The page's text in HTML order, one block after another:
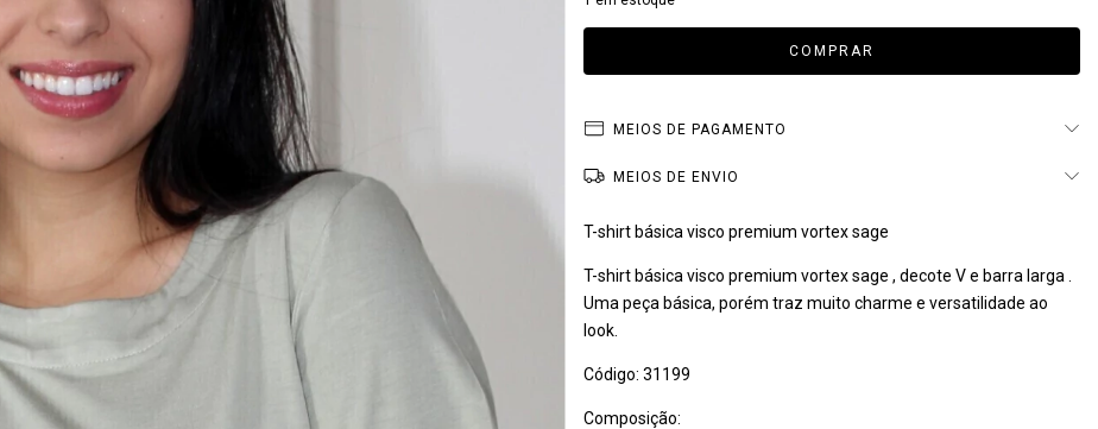
MEIOS DE PAGAMENTO
MEIOS DE ENVIO
T-shirt básica visco premium vortex sage
T-shirt básica visco premium vortex sage , decote V e barra larga .
Uma peça básica, porém traz muito charme e versatilidade ao
look.
Código: 31199
Composição: